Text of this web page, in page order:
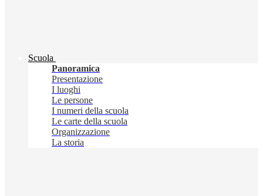
Scuola
Panoramica
Presentazione
I luoghi
Le persone
I numeri della scuola
Le carte della scuola
Organizzazione
La storia